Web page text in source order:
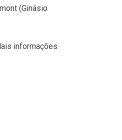
(Ginásio
informações